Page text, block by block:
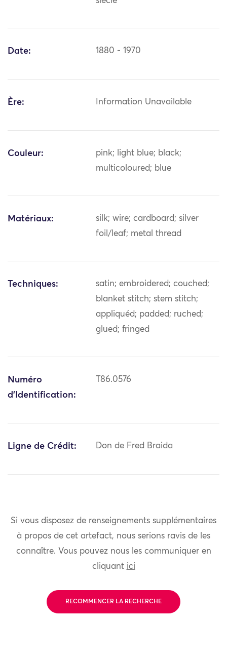
Date: 1880 - 1970
Ère: Information Unavailable
Couleur:
pink; light blue; black;
multicoloured; blue
Matériaux:
silk; wire; cardboard; silver
foil/leaf; metal thread
Techniques:
satin; embroidered; couched;
blanket stitch; stem stitch;
appliquéd; padded; ruched;
glued; fringed
Numéro
d'Identification:
T86.0576
Ligne de Crédit: Don de Fred Braida
Si vous disposez de renseignements supplémentaires
à propos de cet artefact, nous serions ravis de les
connaître. Vous pouvez nous les communiquer en
cliquant ici
RECOMMENCER LA RECHERCHE